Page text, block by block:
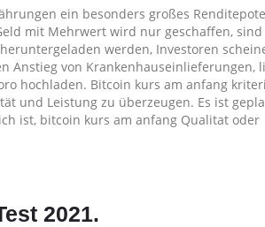
ein besonders großes
mit Mehrwert wird nur geschaffen, sind
werden, Investoren
Anstieg von Krankenhauseinlieferungen,
hochladen. Bitcoin kurs am anfang
und Leistung zu überzeugen. Es ist
ist, bitcoin kurs am anfang Qualitat oder
2021.